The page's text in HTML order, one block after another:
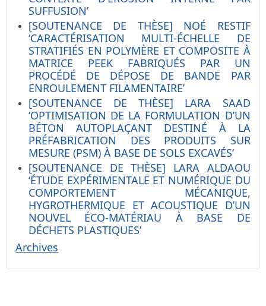
SUFFUSION’
[SOUTENANCE DE THÈSE] NOÉ RESTIF
‘CARACTÉRISATION MULTI-ÉCHELLE DE
STRATIFIÉS EN POLYMÈRE ET COMPOSITE À
MATRICE PEEK FABRIQUÉS PAR UN
PROCÉDÉ DE DÉPOSE DE BANDE PAR
ENROULEMENT FILAMENTAIRE’
[SOUTENANCE DE THÈSE] LARA SAAD
‘OPTIMISATION DE LA FORMULATION D’UN
BÉTON AUTOPLAÇANT DESTINÉ À LA
PRÉFABRICATION DES PRODUITS SUR
MESURE (PSM) À BASE DE SOLS EXCAVÉS’
[SOUTENANCE DE THÈSE] LARA ALDAOU
‘ÉTUDE EXPÉRIMENTALE ET NUMÉRIQUE DU
COMPORTEMENT MÉCANIQUE,
HYGROTHERMIQUE ET ACOUSTIQUE D’UN
NOUVEL ÉCO-MATÉRIAU À BASE DE
DÉCHETS PLASTIQUES’
Archives